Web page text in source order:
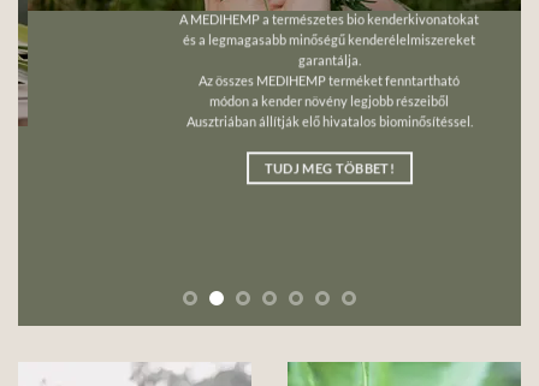
A MEDIHEMP a természetes bio kenderkivonatokat
és a legmagasabb minőségű kenderélelmiszereket
garantálja.
Az összes MEDIHEMP terméket fenntartható
módon a kender növény legjobb részeiből
Ausztriában állítják elő hivatalos biominősítéssel.
TUDJ MEG TÖBBET!